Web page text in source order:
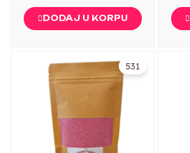
DODAJ U KORPU
531